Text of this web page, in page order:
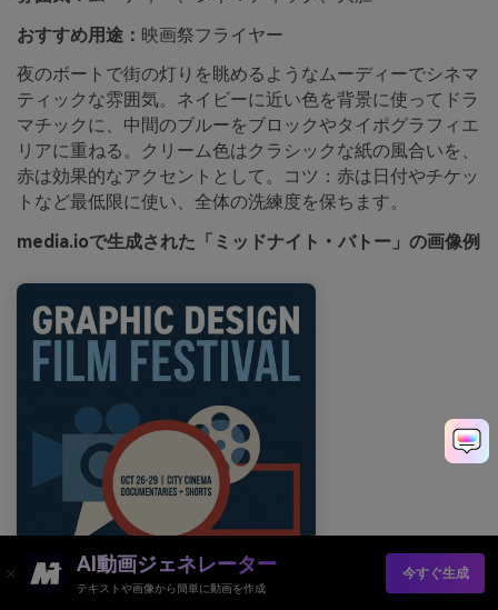
おすすめ用途： 映画祭フライヤー
夜のボートで街の灯りを眺めるようなムーディーでシネマ
ティックな雰囲気。ネイビーに近い色を背景に使ってドラ
マチックに、中間のブルーをブロックやタイポグラフィエ
リアに重ねる。クリーム色はクラシックな紙の風合いを、
赤は効果的なアクセントとして。コツ：赤は日付やチケッ
トなど最低限に使い、全体の洗練度を保ちます。
media.ioで生成された「ミッドナイト・バトー」の画像例
AI動画ジェネレーター
テキストや画像から簡単に動画を作成
今すぐ生成